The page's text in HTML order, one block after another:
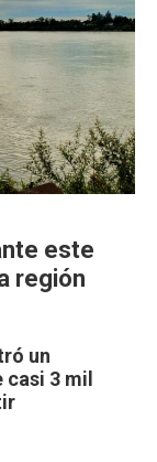
este
región
un
casi 3 mil